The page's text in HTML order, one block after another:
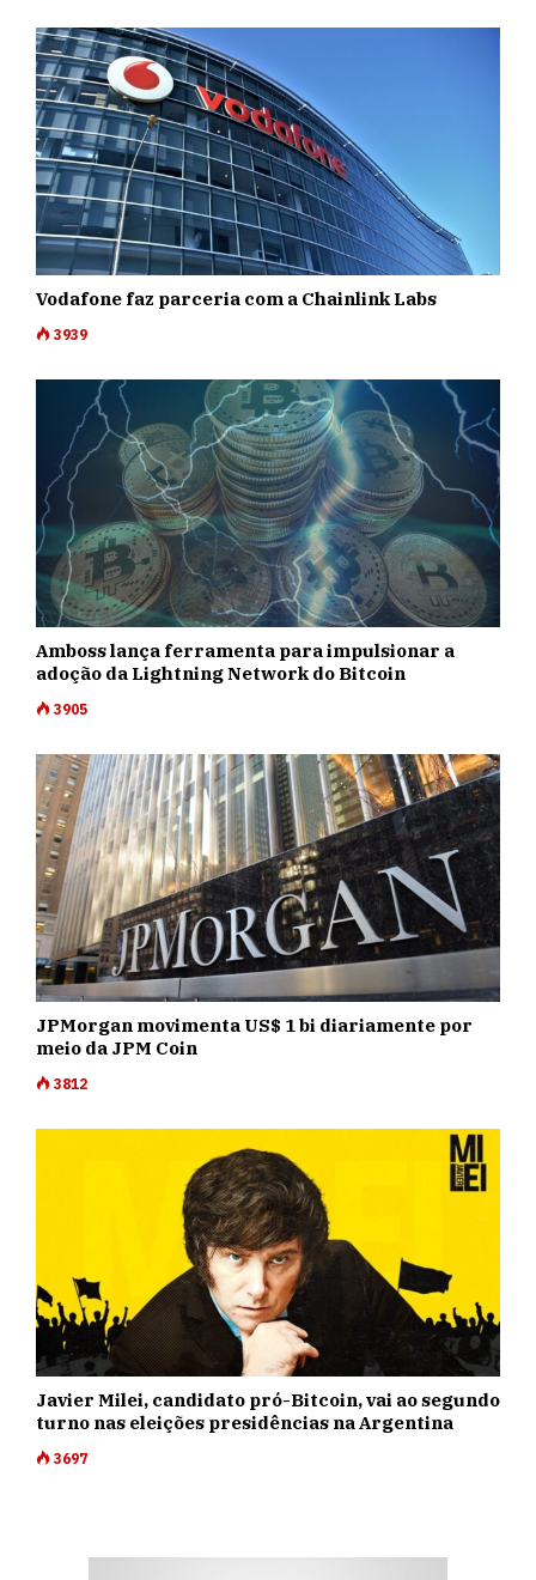
Vodafone faz parceria com a Chainlink Labs
3939
Amboss lança ferramenta para impulsionar a
adoção da Lightning Network do Bitcoin
3905
JPMorgan movimenta US$ 1 bi diariamente por
meio da JPM Coin
3812
Javier Milei, candidato pró-Bitcoin, vai ao segundo
turno nas eleições presidências na Argentina
3697